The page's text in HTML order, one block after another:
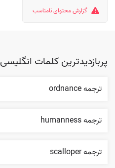
گزارش محتوای نامناسب
پربازدیدترین کلمات انگلیسی
ترجمه ordnance
ترجمه humanness
ترجمه scalloper